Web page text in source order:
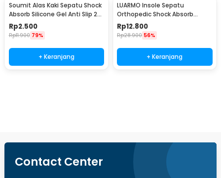
Soumit Alas Kaki Sepatu Shock
Absorb Silicone Gel Anti Slip 2
PCS - MJ003
Rp2.500
Rp11.900 79%
+ Keranjang
LUARMO Insole Sepatu
Orthopedic Shock Absorb
Cushioned EVA Foam M - L3
Rp12.800
Rp28.900 56%
+ Keranjang
Contact Center